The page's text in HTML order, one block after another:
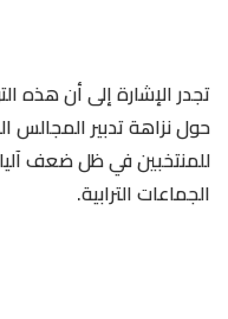
تجدر الإشارة إلى أن هذه
حول نزاهة تدبير المجالس
للمنتخبين في ظل ضعف
الجماعات الترابية.